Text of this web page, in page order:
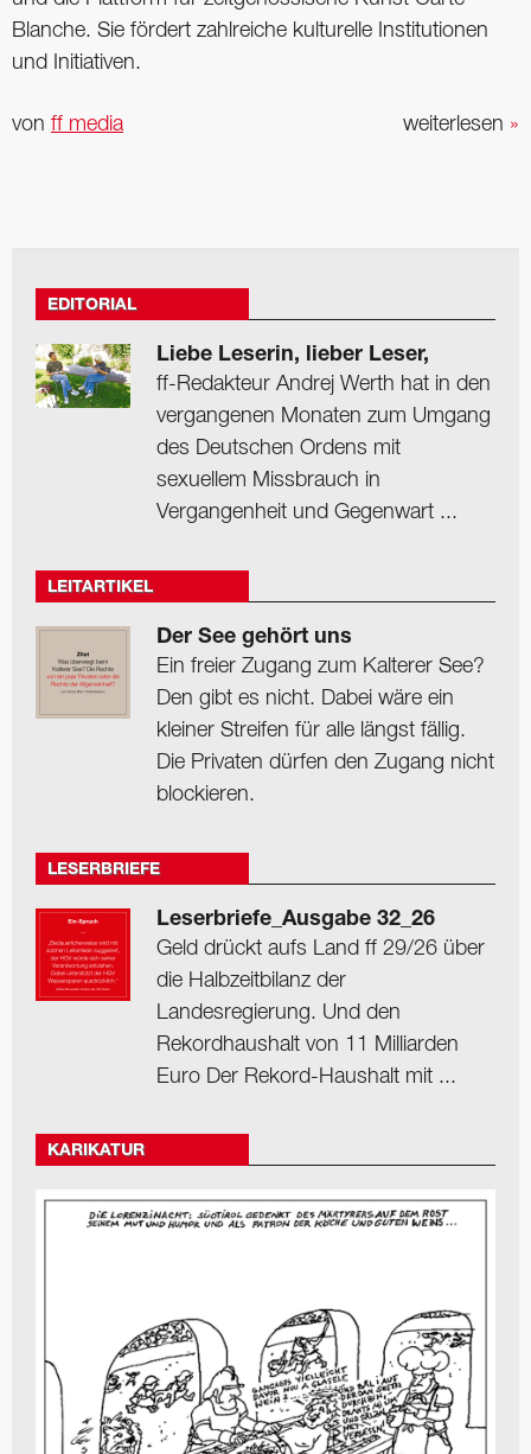
Blanche. Sie fördert ­zahlreiche ­kulturelle Institutionen
und ­Initiativen.
weiterlesen »
von ff media
EDITORIAL
Liebe Leserin, lieber Leser,
ff-Redakteur Andrej Werth hat in den
vergangenen Monaten zum Umgang
des Deutschen Ordens mit
sexuellem Missbrauch in
Vergangenheit und Gegenwart ...
LEITARTIKEL
Der See gehört uns
Ein freier Zugang zum Kalterer See?
Den gibt es nicht. Dabei wäre ein
kleiner Streifen für alle längst fällig.
Die Privaten dürfen den Zugang nicht
blockieren.
LESERBRIEFE
Leserbriefe_Ausgabe 32_26
Geld drückt aufs Land ff 29/26 über
die Halbzeitbilanz der
Landesregierung. Und den
Rekordhaushalt von 11 Milliarden
Euro Der Rekord-Haushalt mit ...
KARIKATUR